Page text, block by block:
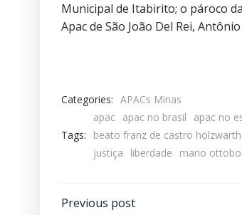
Municipal de Itabirito; o pároco
Apac de São João Del Rei,
Categories: APACs Minas
Tags:
apac apac no brasil apac no
beato franz de castro holzwarth
justiça
liberdade mario
Previous post